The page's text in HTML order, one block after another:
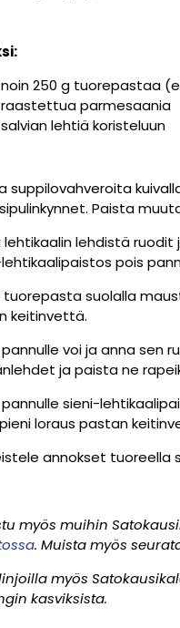
noin 250 g tuorepastaa
raastettua parmesaania
salvian lehtiä koristeluun
suppilovahveroita
Paista
lehtikaalin lehdistä ruodit
pois
tuorepasta suolalla
keitinvettä.
pannulle voi ja anna sen
ja paista ne
pannulle sieni-
loraus pastan
annokset tuoreella
myös muihin
. Muista myös
myös
kasviksista.